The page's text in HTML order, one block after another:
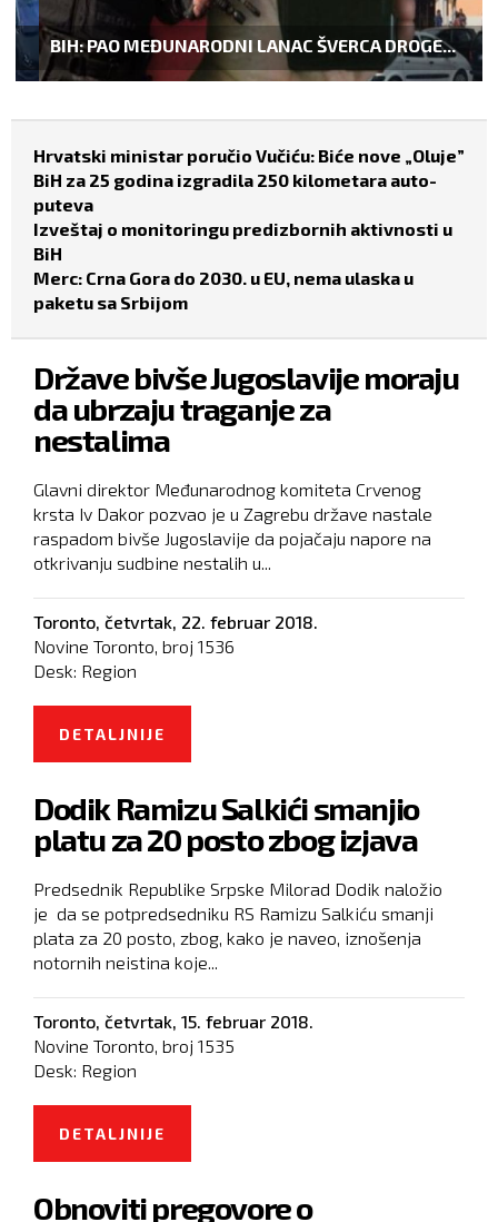
BIH: PAO MEĐUNARODNI LANAC ŠVERCA DROGE...
Hrvatski ministar poručio Vučiću: Biće nove „Oluje”
BiH za 25 godina izgradila 250 kilometara auto-
puteva
Izveštaj o monitoringu predizbornih aktivnosti u
BiH
Merc: Crna Gora do 2030. u EU, nema ulaska u
paketu sa Srbijom
Države bivše Jugoslavije moraju
da ubrzaju traganje za
nestalima
Glavni direktor Međunarodnog komiteta Crvenog
krsta Iv Dakor pozvao je u Zagrebu države nastale
raspadom bivše Jugoslavije da pojačaju napore na
otkrivanju sudbine nestalih u...
Toronto, četvrtak, 22. februar 2018.
Novine Toronto, broj 1536
Desk: Region
DETALJNIJE
ZA NESTALIMA
Dodik Ramizu Salkići smanjio
platu za 20 posto zbog izjava
Predsednik Republike Srpske Milorad Dodik naložio
je da se potpredsedniku RS Ramizu Salkiću smanji
plata za 20 posto, zbog, kako je naveo, iznošenja
notornih neistina koje...
Toronto, četvrtak, 15. februar 2018.
Novine Toronto, broj 1535
Desk: Region
DETALJNIJE
ZBOG IZJAVA
Obnoviti pregovore o